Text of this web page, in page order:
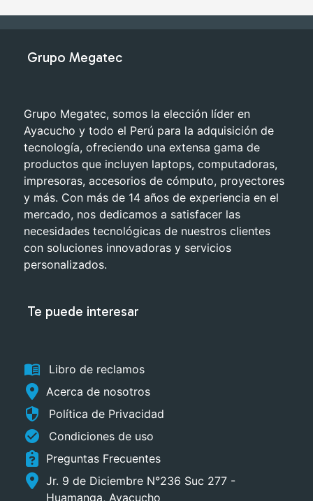
Grupo Megatec
Grupo Megatec, somos la elección líder en
Ayacucho y todo el Perú para la adquisición de
tecnología, ofreciendo una extensa gama de
productos que incluyen laptops, computadoras,
impresoras, accesorios de cómputo, proyectores
y más. Con más de 14 años de experiencia en el
mercado, nos dedicamos a satisfacer las
necesidades tecnológicas de nuestros clientes
con soluciones innovadoras y servicios
personalizados.
Te puede interesar
menu_book
Libro de reclamos
Acerca de nosotros
security Política de Privacidad
check_circle
Condiciones de uso
Preguntas Frecuentes
Jr. 9 de Diciembre N°236 Suc 277 -
Huamanga, Ayacucho